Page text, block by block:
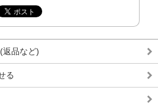
返品など)
る